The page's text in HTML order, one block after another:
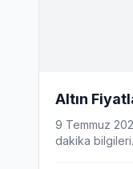
Altın
9 Temmuz
dakika bilgileri.